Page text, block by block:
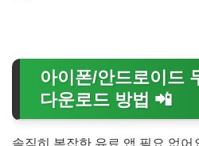
아이폰/안드로이드
다운로드 방법 📲
솔직히 복잡한 유료 앱 필요 없어